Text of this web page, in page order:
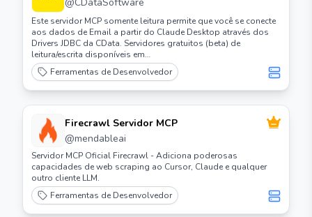
Este servidor MCP somente leitura permite que você se conecte
aos dados de Email a partir do Claude Desktop através dos
Drivers JDBC da CData. Servidores gratuitos (beta) de
leitura/escrita disponíveis em
https://www.cdata.com/solutions/mcp
Ferramentas de Desenvolvedor
Firecrawl Servidor MCP
@mendableai
Servidor MCP Oficial Firecrawl - Adiciona poderosas
capacidades de web scraping ao Cursor, Claude e qualquer
outro cliente LLM.
Ferramentas de Desenvolvedor